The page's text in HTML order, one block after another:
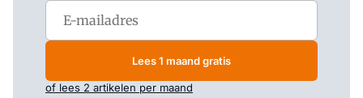
Lees 1 maand gratis
of lees 2 artikelen per maand